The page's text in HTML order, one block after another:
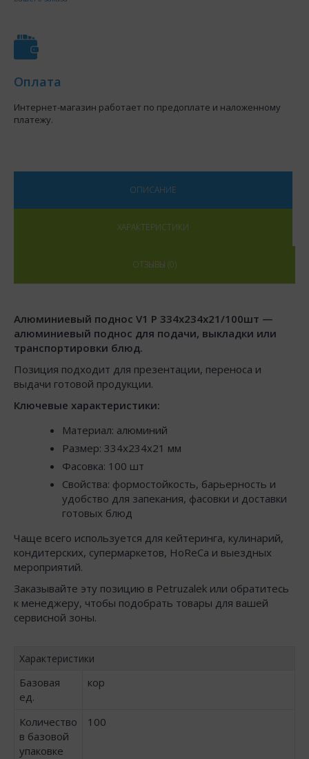
Оплата
Интернет-магазин работает по предоплате и наложенному
платежу.
ОПИСАНИЕ
ХАРАКТЕРИСТИКИ
ОТЗЫВЫ (0)
Алюминиевый поднос V1 P 334x234x21/100шт —
алюминиевый поднос для подачи, выкладки или
транспортировки блюд.
Позиция подходит для презентации, переноса и
выдачи готовой продукции.
Ключевые характеристики:
Материал: алюминий
Размер: 334x234x21 мм
Фасовка: 100 шт
Свойства: формостойкость, барьерность и
удобство для запекания, фасовки и доставки
готовых блюд
Чаще всего используется для кейтеринга, кулинарий,
кондитерских, супермаркетов, HoReCa и выездных
мероприятий.
Заказывайте эту позицию в Petruzalek или обратитесь
к менеджеру, чтобы подобрать товары для вашей
сервисной зоны.
Характеристики
Базовая
ед.
кор
Количество
в базовой
упаковке
100